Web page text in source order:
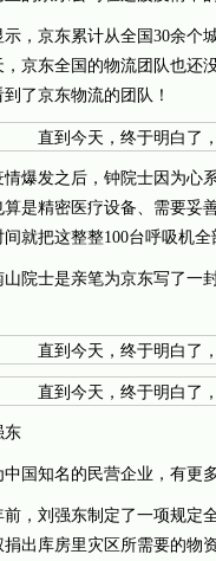
示，京东累计从全国30余个
京东全国的物流团队也还
了京东物流的团队！
情爆发之后，钟院士因为心
是精密医疗设备、需要妥
就把这整整100台呼吸机
山院士是亲笔为京东写了一
东
国知名的民营企业，有更
前，刘强东制定了一项规定
出库房里灾区所需要的物